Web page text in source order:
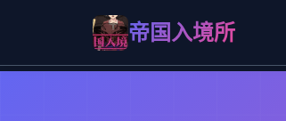
帝国入境所